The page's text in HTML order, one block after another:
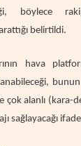
böylece
belirtildi.
hava
çok alanlı (kara-
sağlayacağı